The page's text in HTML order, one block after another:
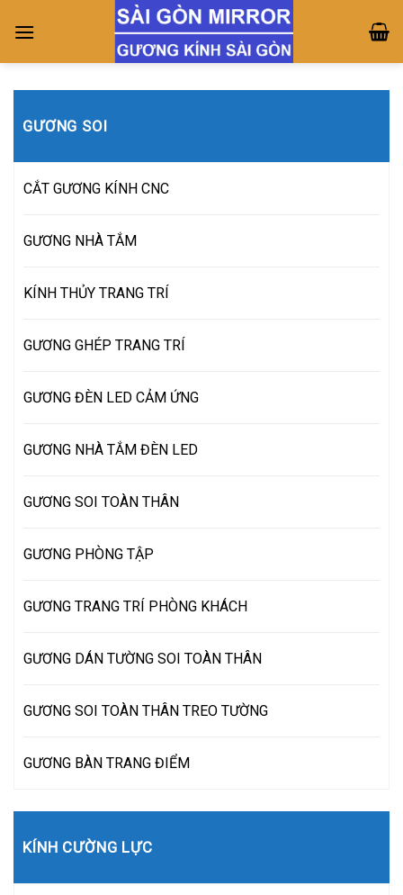
GƯƠNG SOI
CẮT GƯƠNG KÍNH CNC
GƯƠNG NHÀ TẮM
KÍNH THỦY TRANG TRÍ
GƯƠNG GHÉP TRANG TRÍ
GƯƠNG ĐÈN LED CẢM ỨNG
GƯƠNG NHÀ TẮM ĐÈN LED
GƯƠNG SOI TOÀN THÂN
GƯƠNG PHÒNG TẬP
GƯƠNG TRANG TRÍ PHÒNG KHÁCH
GƯƠNG DÁN TƯỜNG SOI TOÀN THÂN
GƯƠNG SOI TOÀN THÂN TREO TƯỜNG
GƯƠNG BÀN TRANG ĐIỂM
KÍNH CƯỜNG LỰC